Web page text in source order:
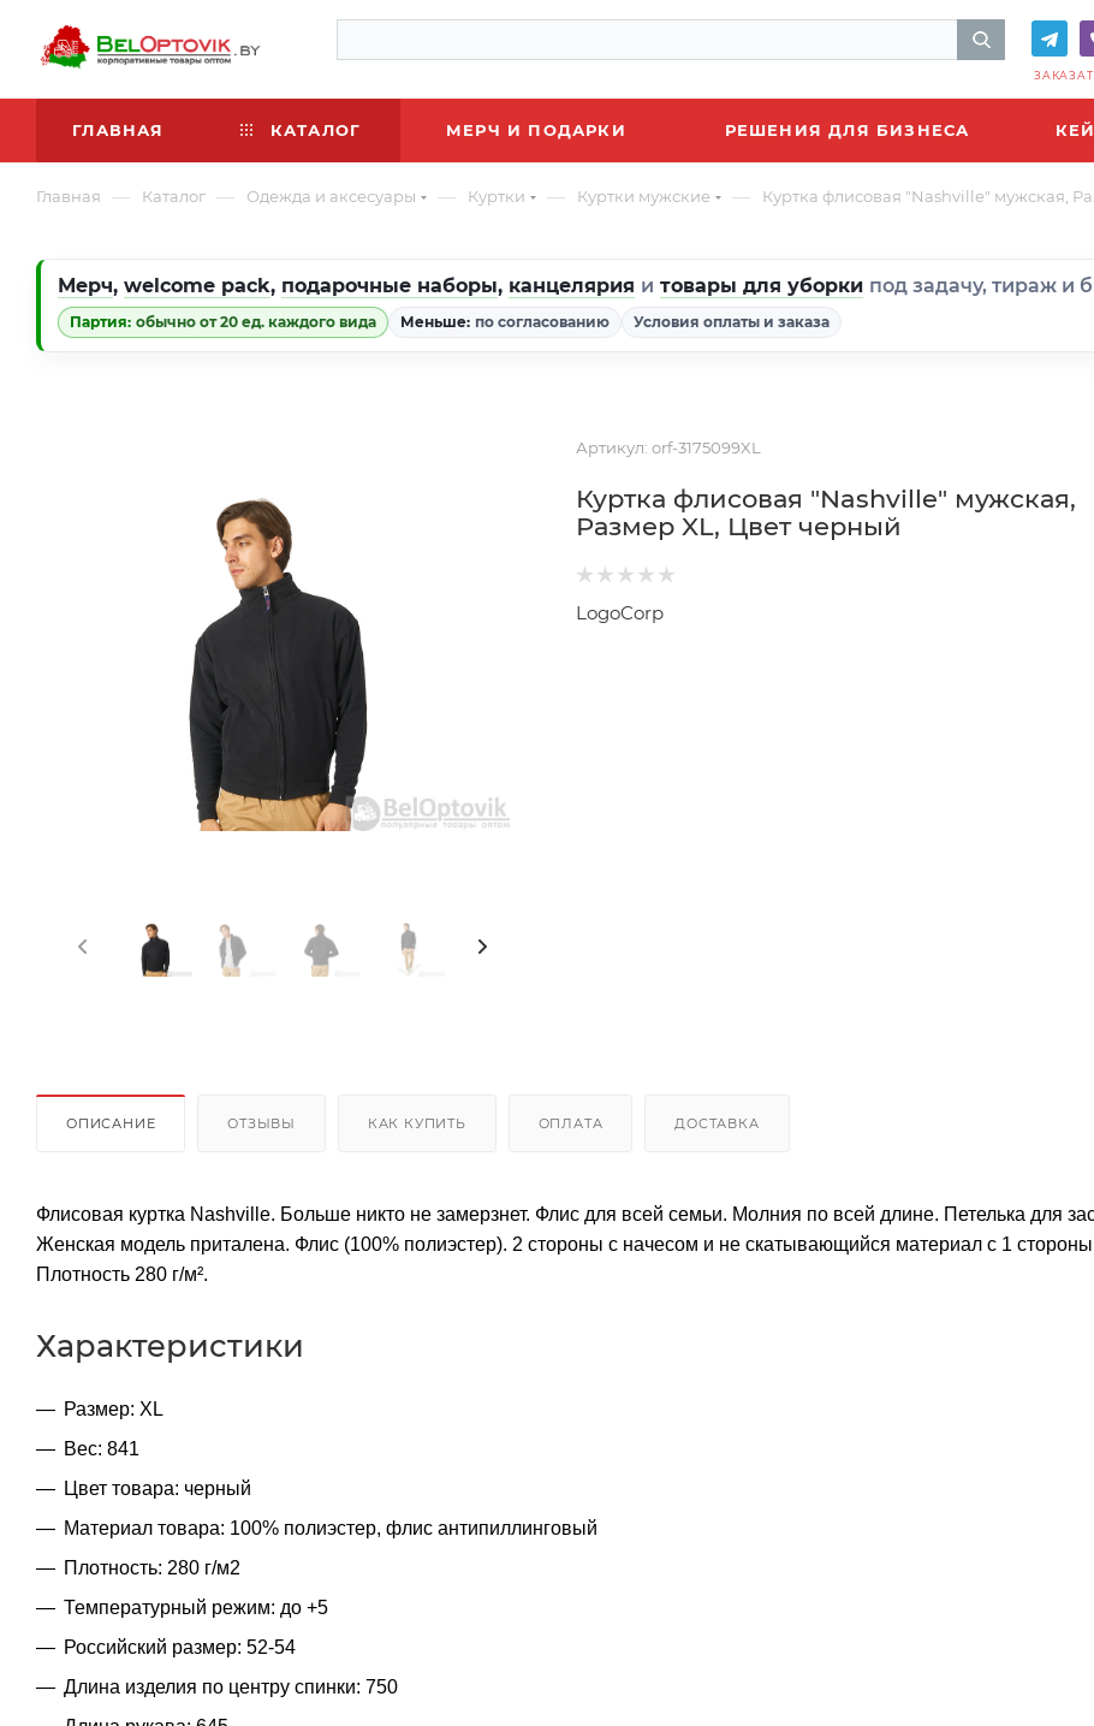
ГЛАВНАЯ КАТАЛОГ МЕРЧ И ПОДАРКИ РЕШЕНИЯ ДЛЯ БИЗНЕСА
Главная — Каталог — Одежда и аксесуары — Куртки — Куртки мужские — Куртка флисовая "Nashville" мужская,
Мерч, welcome pack, подарочные наборы, канцелярия и товары для уборки под задачу, тираж и
Партия: обычно от 20 ед. каждого вида Меньше: по согласованию Условия оплаты и заказа
Артикул: orf-3175099XL
Куртка флисовая "Nashville" мужская,
Размер XL, Цвет черный
LogoCorp
ОПИСАНИЕ ОТЗЫВЫ КАК КУПИТЬ ОПЛАТА ДОСТАВКА
Флисовая куртка Nashville. Больше никто не замерзнет. Флис для всей семьи. Молния по всей длине. Петелька для
Женская модель приталена. Флис (100% полиэстер). 2 стороны с начесом и не скатывающийся материал с 1
Плотность 280 г/м².
Характеристики
Размер: XL
Вес: 841
Цвет товара: черный
Материал товара: 100% полиэстер, флис антипиллинговый
Плотность: 280 г/м2
Температурный режим: до +5
Российский размер: 52-54
Длина изделия по центру спинки: 750